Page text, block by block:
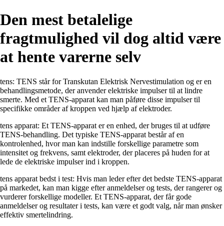
Den mest betalelige
fragtmulighed vil dog altid være
at hente varerne selv
tens: TENS står for Transkutan Elektrisk Nervestimulation og er en
behandlingsmetode, der anvender elektriske impulser til at lindre
smerte. Med et TENS-apparat kan man påføre disse impulser til
specifikke områder af kroppen ved hjælp af elektroder.
tens apparat: Et TENS-apparat er en enhed, der bruges til at udføre
TENS-behandling. Det typiske TENS-apparat består af en
kontrolenhed, hvor man kan indstille forskellige parametre som
intensitet og frekvens, samt elektroder, der placeres på huden for at
lede de elektriske impulser ind i kroppen.
tens apparat bedst i test: Hvis man leder efter det bedste TENS-apparat
på markedet, kan man kigge efter anmeldelser og tests, der rangerer og
vurderer forskellige modeller. Et TENS-apparat, der får gode
anmeldelser og resultater i tests, kan være et godt valg, når man ønsker
effektiv smertelindring.